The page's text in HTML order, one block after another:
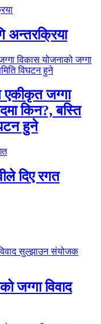
अन्तरक्रिया
एकीकृत जग्गा
किन?, बस्ति
हुने
दिए रगत
जग्गा विवाद